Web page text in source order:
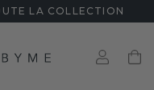
LA COLLECTION